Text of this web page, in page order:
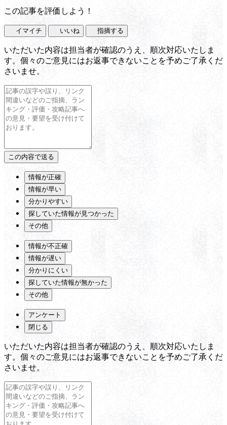
この記事を評価しよう！
イマイチ いいね 指摘する
いただいた内容は担当者が確認のうえ、順次対応いたしま
す。個々のご意見にはお返事できないことを予めご了承くだ
さいませ。
情報が正確
情報が早い
分かりやすい
探していた情報が見つかった
その他
情報が不正確
情報が遅い
分かりにくい
探していた情報が無かった
その他
アンケート
閉じる
いただいた内容は担当者が確認のうえ、順次対応いたしま
す。個々のご意見にはお返事できないことを予めご了承くだ
さいませ。